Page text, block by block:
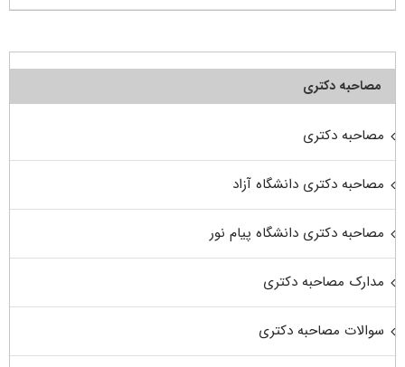
مصاحبه دکتری
مصاحبه دکتری
مصاحبه دکتری دانشگاه آزاد
مصاحبه دکتری دانشگاه پیام نور
مدارک مصاحبه دکتری
سوالات مصاحبه دکتری